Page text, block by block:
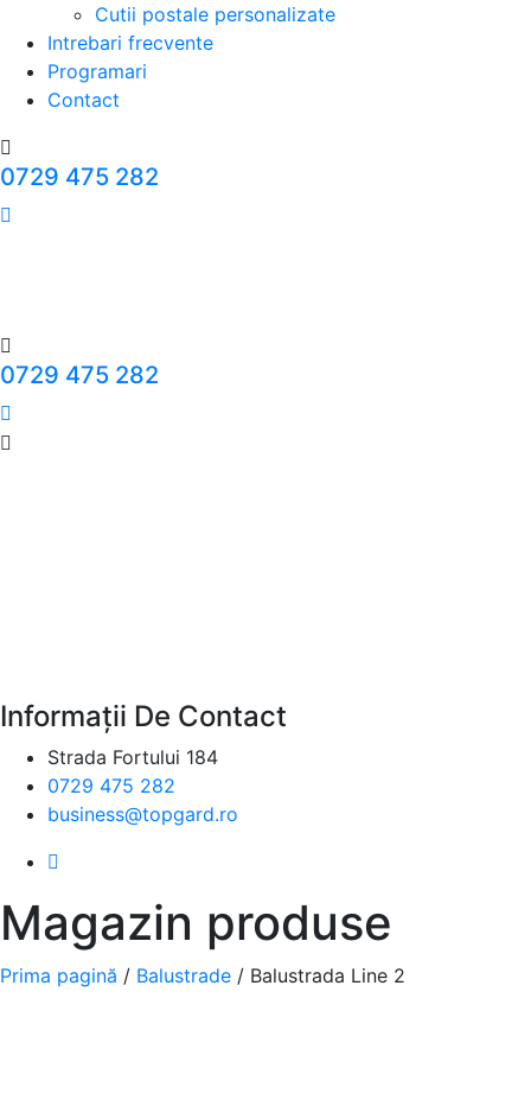
Cutii postale personalizate
Intrebari frecvente
Programari
Contact
0729 475 282
0729 475 282
Informații De Contact
Strada Fortului 184
0729 475 282
business@topgard.ro
Magazin produse
Prima pagină / Balustrade / Balustrada Line 2